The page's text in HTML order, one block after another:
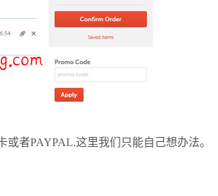
者PAYPAL.这里我们只能自己想办法。